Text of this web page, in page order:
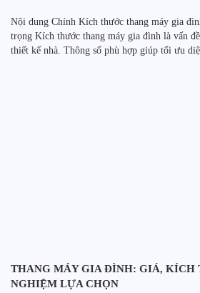
Nội dung Chính Kích thước thang máy gia
trọng Kích thước thang máy gia đình là vấn
thiết kế nhà. Thông số phù hợp giúp tối ưu
THANG MÁY GIA ĐÌNH: GIÁ, KÍCH
NGHIỆM LỰA CHỌN